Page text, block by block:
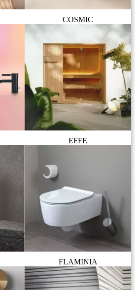
COSMIC
EFFE
FLAMINIA